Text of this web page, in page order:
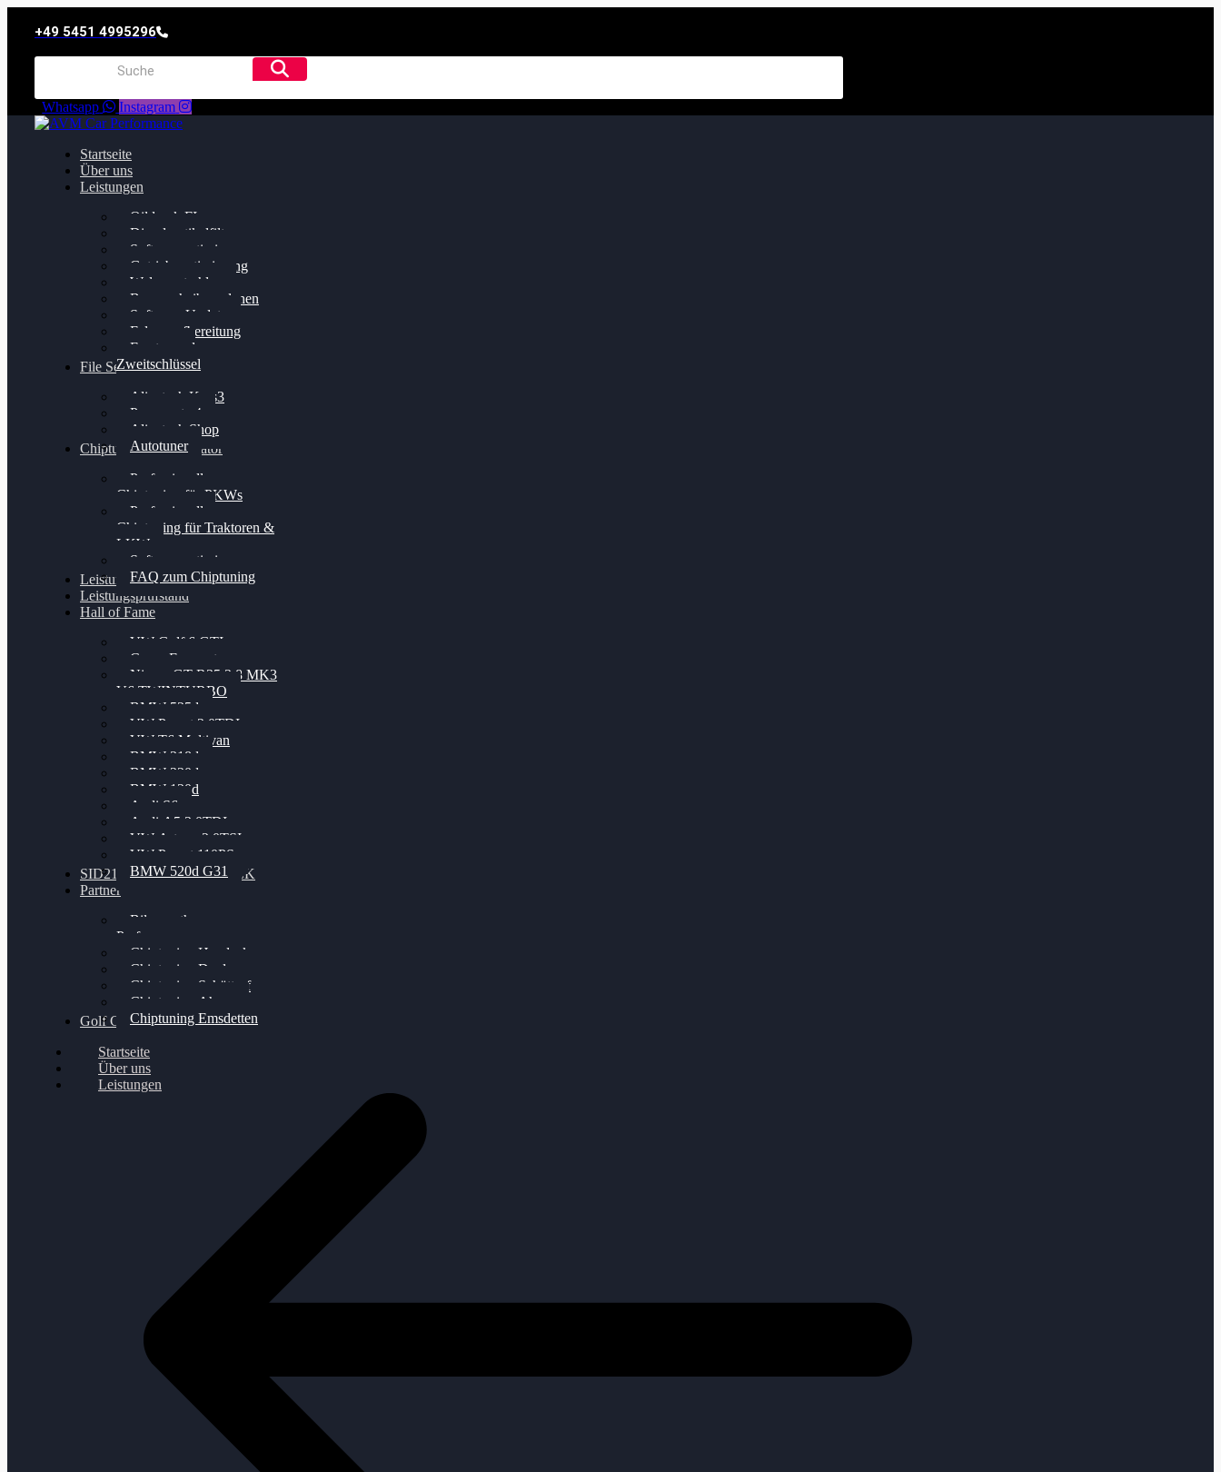
+49 5451 4995296
Whatsapp Instagram
Startseite
Über uns
Leistungen
Oildruck FIx
Dieselpartikelfilter
Softwareoptimierung
Getriebeoptimierung
Walnussstrahlen
Bremsscheiben planen
Software Update
Felgenaufbereitung
Ersatz- und
Zweitschlüssel
File Service
Alientech Kess3
Powergate 4
Alientech Shop
Autotuner
Chiptuning Konfigurator
Professionelles
Chiptuning für PKWs
Professionelles
Chiptuning für Traktoren &
LKW
Softwareoptimierung
FAQ zum Chiptuning
Leistungsmessung
Leistungsprüfstand
Hall of Fame
VW Golf 6 GTI
Cupra Formentor
Nissan GT-R35 3.8 MK3
V6 TWINTURBO
BMW 525d
VW Passat 2.0TDI
VW T6 Multivan
BMW 318d
BMW 320d
BMW 120d
Audi S6
Audi A5 3.0TDI
VW Arteon 2.0TSI
VW Passat 110PS
BMW 520d G31
SID212 / 212EVO UNLOCK
Partner
Bilgenroth
Performance
Chiptuning Herzlacke
Chiptuning Duelmen
Chiptuning Schüttorf
Chiptuning Ahaus
Chiptuning Emsdetten
Golf Gewinnspiel
Startseite
Über uns
Leistungen